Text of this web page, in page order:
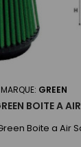
MARQUE: GREEN
BOITE A
Boite a Air